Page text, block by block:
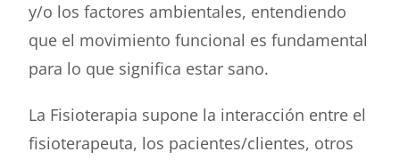
y/o los factores ambientales, entendiendo
que el movimiento funcional es fundamental
para lo que significa estar sano.
La Fisioterapia supone la interacción entre el
fisioterapeuta, los pacientes/clientes, otros